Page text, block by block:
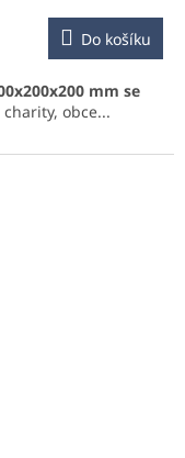
Do košíku
mm se
obce...